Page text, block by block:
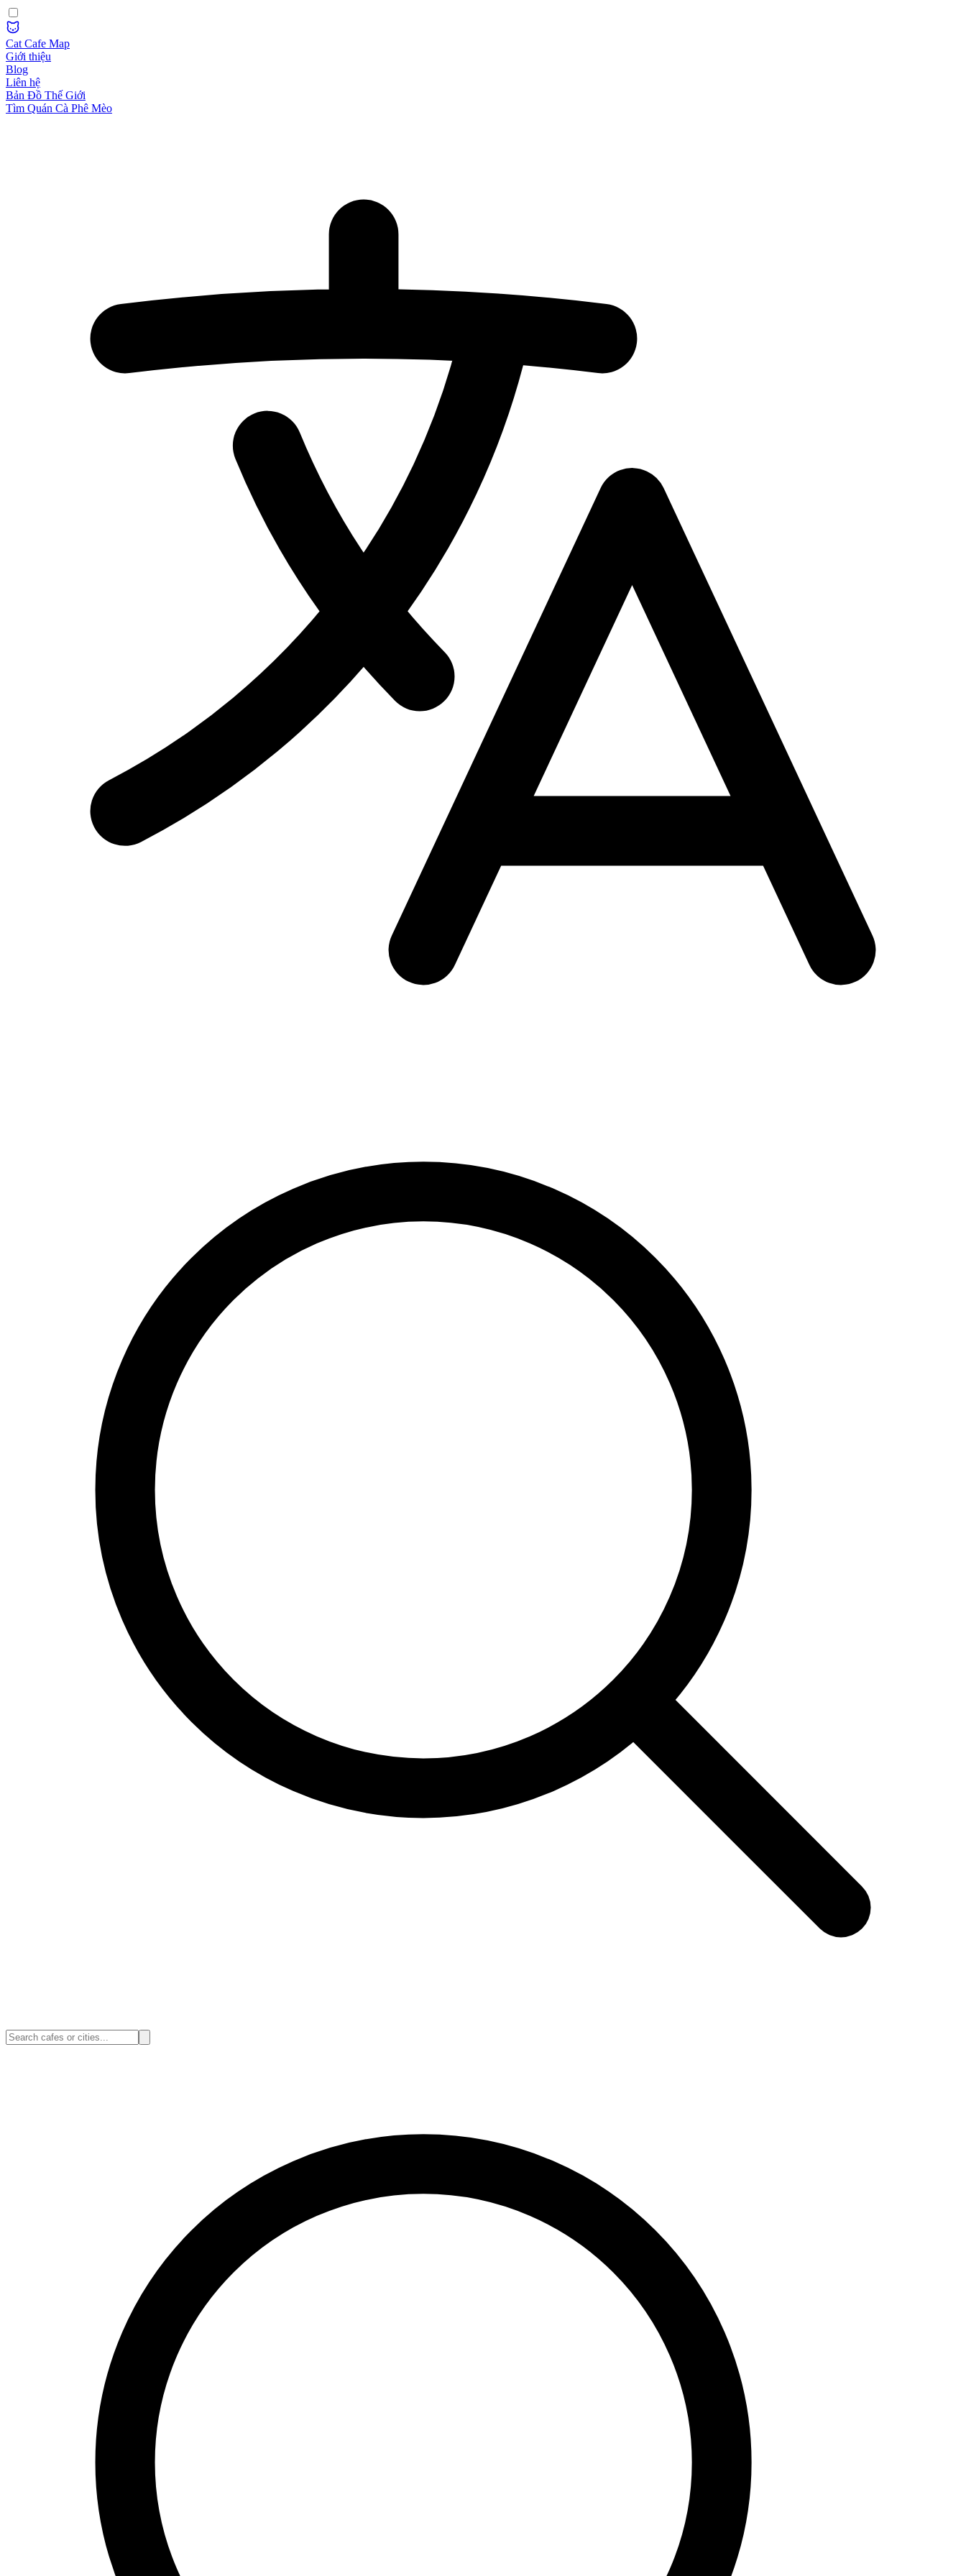
Cat Cafe Map
Giới thiệu
Blog
Liên hệ
Bản Đồ Thế Giới
Tìm Quán Cà Phê Mèo